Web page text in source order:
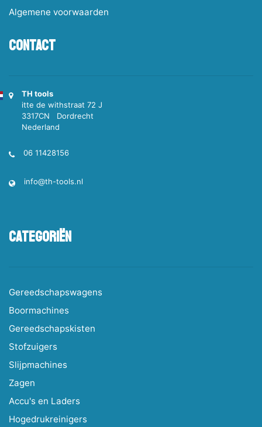
Algemene voorwaarden
Contact
TH tools
itte de withstraat 72 J
3317CN Dordrecht
Nederland
06 11428156
info@th-tools.nl
Categoriën
Gereedschapswagens
Boormachines
Gereedschapskisten
Stofzuigers
Slijpmachines
Zagen
Accu's en Laders
Hogedrukreinigers